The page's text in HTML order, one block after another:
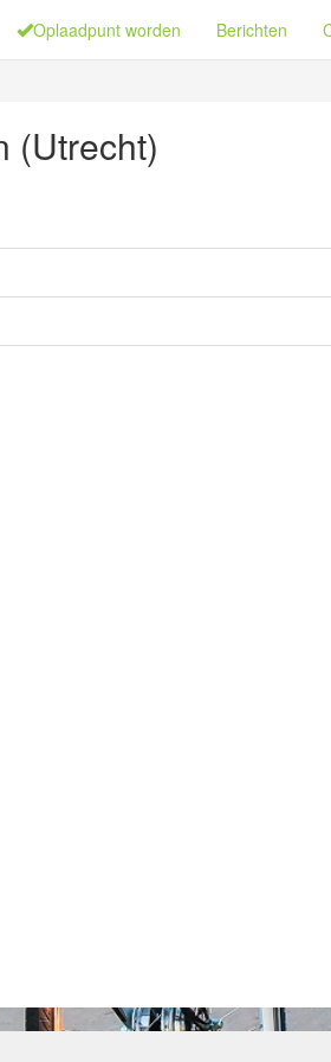
Oplaadpunt worden Berichten
(Utrecht)